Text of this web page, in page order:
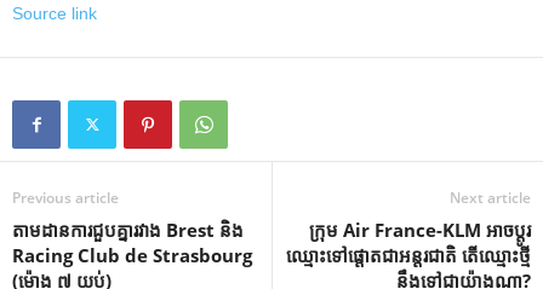
Source link
Previous article
តាមដានការជួបគ្នារវាង Brest និង
Racing Club de Strasbourg
(ម៉ោង ៧ យប់)
Next article
ក្រុម Air France-KLM អាច​ប្តូរ​
ឈ្មោះ​ទៅ​ផ្តោត​ជា​អន្តរជាតិ តើ​ឈ្មោះ​ថ្មី​
នឹង​ទៅជា​យ៉ាងណា?